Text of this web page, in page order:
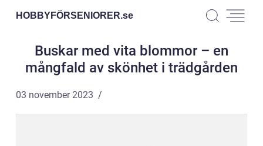
HOBBYFÖRSENIORER.se
Buskar med vita blommor – en
mångfald av skönhet i trädgården
03 november 2023